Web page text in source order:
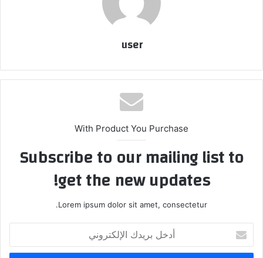
user
With Product You Purchase
Subscribe to our mailing list to
get the new updates!
Lorem ipsum dolor sit amet, consectetur.
بريدك
الإلكتروني